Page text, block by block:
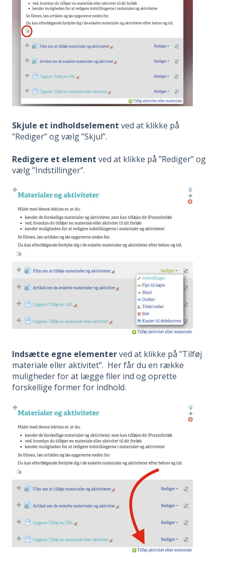
Skjule et indholdselement ved at klikke på
”Rediger” og vælg ”Skjul”.
Redigere et element ved at klikke på ”Rediger” og
vælg ”Indstillinger”.
Indsætte egne elementerved at klikke på ”Tilføj
materiale eller aktivitet”. Her får du en række
muligheder for at lægge filer ind og oprette
forskellige former for indhold.